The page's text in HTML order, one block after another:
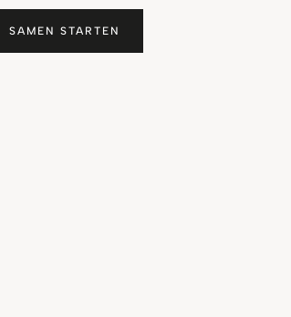
SAMEN STARTEN